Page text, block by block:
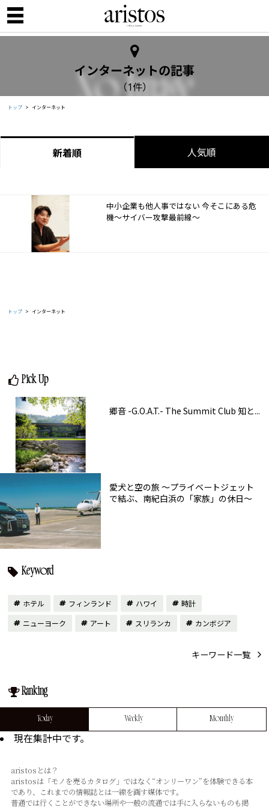
インターネットの記事
（1件）
トップ インターネット
新着順 人気順
中小企業も他人事ではない 今そこにある危
機～サイバー攻撃最前線～
トップ インターネット
Pick Up
郷音 -G.O.A.T.- The Summit Club 知と...
愛犬と空の旅 ～プライベートジェット
で結ぶ、南紀白浜の「家族」の休日～
Keyword
ホテル フィンランド ハワイ
時計
ニューヨーク
アート スリランカ カンボジア
キーワード一覧
Ranking
Today Weekly Monthly
現在集計中です。
aristosとは？
aristosは「モノを売るカタログ」ではなく“オンリーワン”を体験できる本
であり、これまでの情報誌とは⼀線を画す媒体です。
普通では⾏くことができない場所や⼀般の流通では⼿に⼊らないものも掲